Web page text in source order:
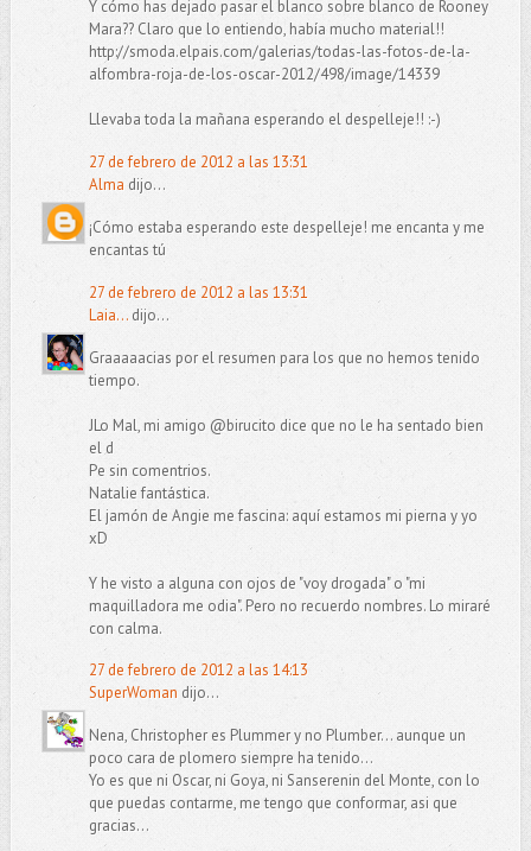
Y cómo has dejado pasar el blanco sobre blanco de Rooney
Mara?? Claro que lo entiendo, había mucho material!!
http://smoda.elpais.com/galerias/todas-las-fotos-de-la-
alfombra-roja-de-los-oscar-2012/498/image/14339
Llevaba toda la mañana esperando el despelleje!! :-)
27 de febrero de 2012 a las 13:31
Alma dijo...
¡Cómo estaba esperando este despelleje! me encanta y me
encantas tú
27 de febrero de 2012 a las 13:31
Laia...dijo...
Graaaaacias por el resumen para los que no hemos tenido
tiempo.
JLo Mal, mi amigo @birucito dice que no le ha sentado bien
el d
Pe sin comentrios.
Natalie fantástica.
El jamón de Angie me fascina: aquí estamos mi pierna y yo
xD
Y he visto a alguna con ojos de "voy drogada" o "mi
maquilladora me odia". Pero no recuerdo nombres. Lo miraré
con calma.
27 de febrero de 2012 a las 14:13
SuperWoman dijo...
Nena, Christopher es Plummer y no Plumber... aunque un
poco cara de plomero siempre ha tenido...
Yo es que ni Oscar, ni Goya, ni Sanserenin del Monte, con lo
que puedas contarme, me tengo que conformar, asi que
gracias...